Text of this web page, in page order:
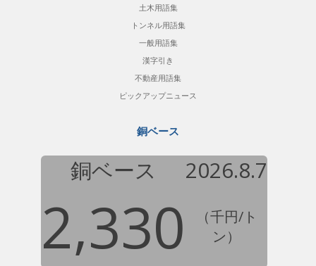
土木用語集
トンネル用語集
一般用語集
漢字引き
不動産用語集
ピックアップニュース
銅ベース
銅ベース 2026.8.7
2,330
（千円/ト
ン）